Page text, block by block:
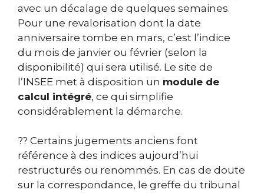
avec un décalage de quelques semaines.
Pour une revalorisation dont la date
anniversaire tombe en mars, c’est l’indice
du mois de janvier ou février (selon la
disponibilité) qui sera utilisé. Le site de
l’INSEE met à disposition un module de
calcul intégré, ce qui simplifie
considérablement la démarche.
?? Certains jugements anciens font
référence à des indices aujourd’hui
restructurés ou renommés. En cas de doute
sur la correspondance, le greffe du tribunal